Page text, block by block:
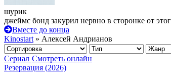
шурик
джеймс бонд закурил нервно в сторонке от
Вместе до конца
Kinostart » Алексей Андрианов
Сериал Смотреть онлайн
Резервация (2026)